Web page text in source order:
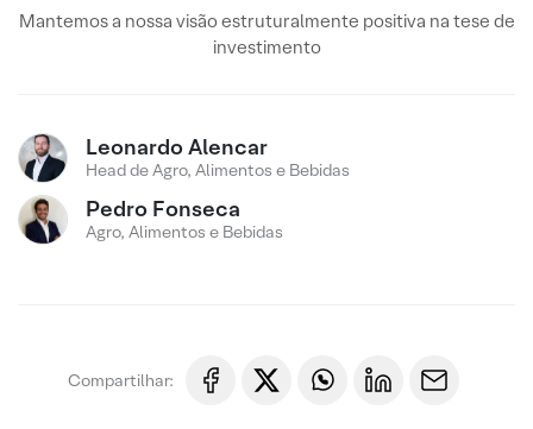
Mantemos a nossa visão estruturalmente positiva na tese de
investimento
Leonardo Alencar
Head de Agro, Alimentos e Bebidas
Pedro Fonseca
Agro, Alimentos e Bebidas
Compartilhar: